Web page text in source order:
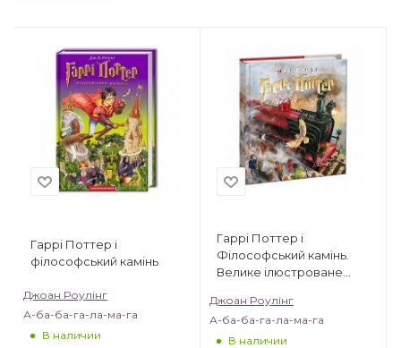
Гаррі Поттер і
філософський камінь
Джоан Роулінг
А-ба-ба-га-ла-ма-га
В наличии
Гаррі Поттер і
Філософський камінь.
Велике ілюстроване
Джоан Роулінг
А-ба-ба-га-ла-ма-га
В наличии